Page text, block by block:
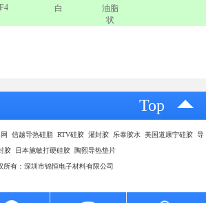
白
油脂
状
Top
网 信越导热硅脂 RTV硅胶 灌封胶 乐泰胶水 美国道康宁硅胶 导
胶 日本施敏打硬硅胶 陶熙导热垫片
所有：深圳市锦恒电子材料有限公司